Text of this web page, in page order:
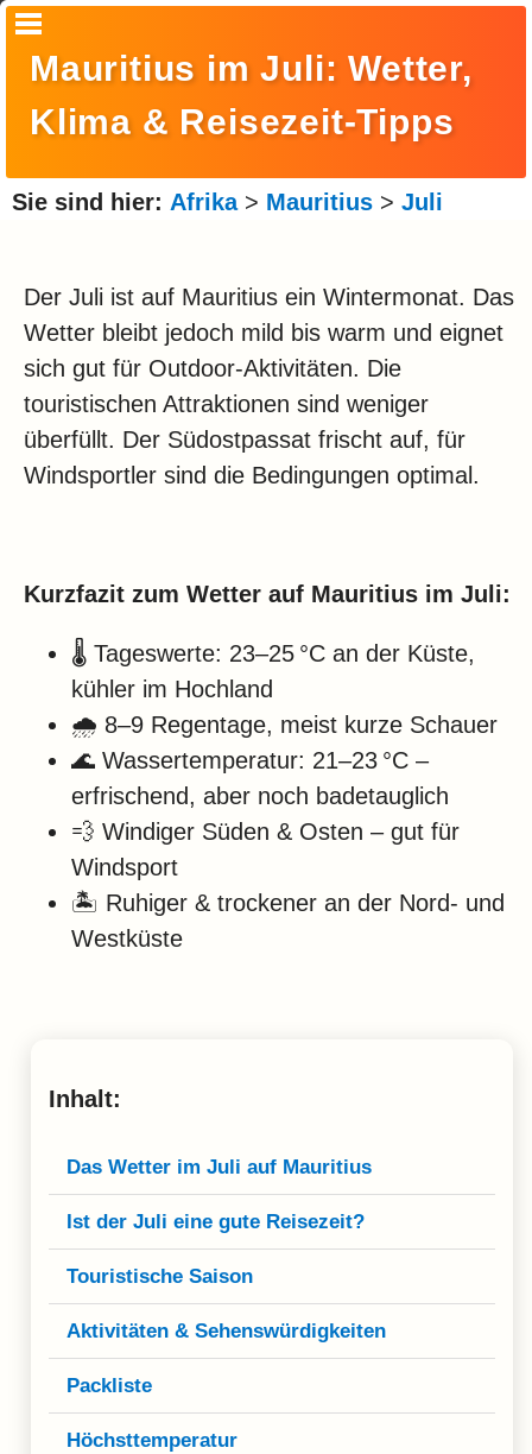
Amerika
Afrika
Ozeanien
Antarktis
Reisemonat
Impressum & Datenschutz
Mauritius im Juli: Wetter,
Klima & Reisezeit-Tipps
Sie sind hier: Afrika> Mauritius > Juli
Der Juli ist auf Mauritius ein Wintermonat. Das
Wetter bleibt jedoch mild bis warm und eignet
sich gut für Outdoor-Aktivitäten. Die
touristischen Attraktionen sind weniger
überfüllt. Der Südostpassat frischt auf, für
Windsportler sind die Bedingungen optimal.
Kurzfazit zum Wetter auf Mauritius im Juli:
🌡️ Tageswerte: 23–25 °C an der Küste,
kühler im Hochland
🌧️ 8–9 Regentage, meist kurze Schauer
🌊 Wassertemperatur: 21–23 °C –
erfrischend, aber noch badetauglich
💨 Windiger Süden & Osten – gut für
Windsport
🏝️ Ruhiger & trockener an der Nord- und
Westküste
Inhalt:
Das Wetter im Juli auf Mauritius
Ist der Juli eine gute Reisezeit?
Touristische Saison
Aktivitäten & Sehenswürdigkeiten
Packliste
Höchsttemperatur